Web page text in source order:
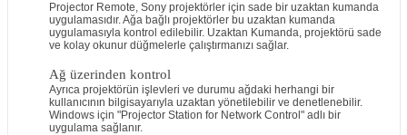
Projector Remote, Sony projektörler için sade bir uzaktan kumanda
uygulamasıdır. Ağa bağlı projektörler bu uzaktan kumanda
uygulamasıyla kontrol edilebilir. Uzaktan Kumanda, projektörü sade
ve kolay okunur düğmelerle çalıştırmanızı sağlar.
Ağ üzerinden kontrol
Ayrıca projektörün işlevleri ve durumu ağdaki herhangi bir
kullanıcının bilgisayarıyla uzaktan yönetilebilir ve denetlenebilir.
Windows için "Projector Station for Network Control" adlı bir
uygulama sağlanır.